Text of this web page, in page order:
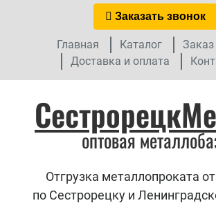
Заказать звонок
Главная Каталог
Доставка и оплата
оптовая
Отгрузка металлопроката
по Сестрорецку и